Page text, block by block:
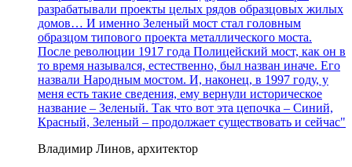
разрабатывали проекты целых рядов образцовых жилых
домов… И именно Зеленый мост стал головным
образцом типового проекта металлического моста.
После революции 1917 года Полицейский мост, как он в
то время назывался, естественно, был назван иначе. Его
назвали Народным мостом. И, наконец, в 1997 году, у
меня есть такие сведения, ему вернули историческое
название – Зеленый. Так что вот эта цепочка – Синий,
Красный, Зеленый – продолжает существовать и сейчас"
Владимир Линов, архитектор